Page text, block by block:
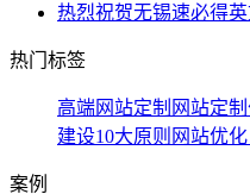
热烈祝贺无锡速必得
热门标签
高端网站定制 网站定
建设10大原则 网站优化
案例